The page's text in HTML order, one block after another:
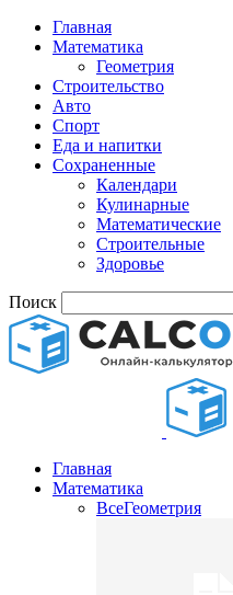
Главная
Математика
Геометрия
Строительство
Авто
Спорт
Еда и напитки
Сохраненные
Календари
Кулинарные
Математические
Строительные
Здоровье
Поиск
Главная
Математика
ВсеГеометрия